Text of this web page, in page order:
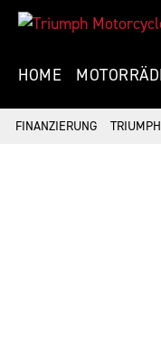
HOME
FINANZIERUNG